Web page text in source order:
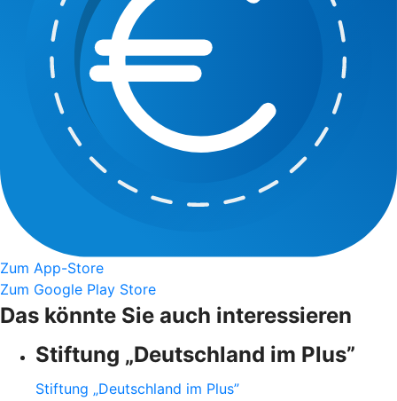
Zum App-Store
Zum Google Play Store
Das könnte Sie auch interessieren
Stiftung „Deutschland im Plus”
Stiftung „Deutschland im Plus”